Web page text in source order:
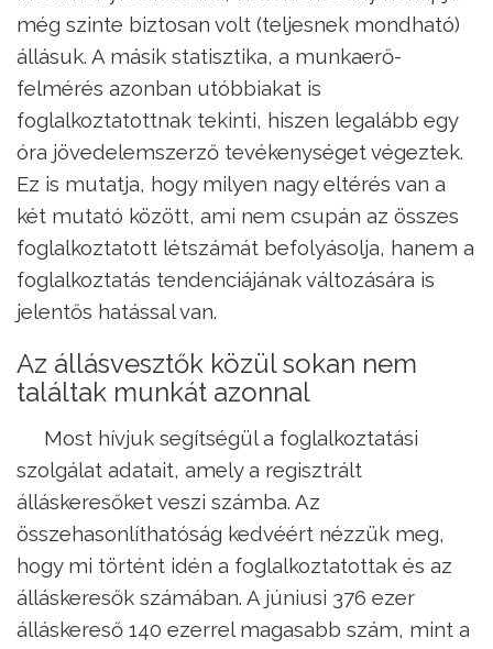
még szinte biztosan volt (teljesnek mondható)
állásuk. A másik statisztika, a munkaerő-
felmérés azonban utóbbiakat is
foglalkoztatottnak tekinti, hiszen legalább egy
óra jövedelemszerző tevékenységet végeztek.
Ez is mutatja, hogy milyen nagy eltérés van a
két mutató között, ami nem csupán az összes
foglalkoztatott létszámát befolyásolja, hanem a
foglalkoztatás tendenciájának változására is
jelentős hatással van.
Az állásvesztők közül sokan nem
találtak munkát azonnal
Most hívjuk segítségül a foglalkoztatási
szolgálat adatait, amely a regisztrált
álláskeresőket veszi számba. Az
összehasonlíthatóság kedvéért nézzük meg,
hogy mi történt idén a foglalkoztatottak és az
álláskeresők számában. A júniusi 376 ezer
álláskereső 140 ezerrel magasabb szám, mint a